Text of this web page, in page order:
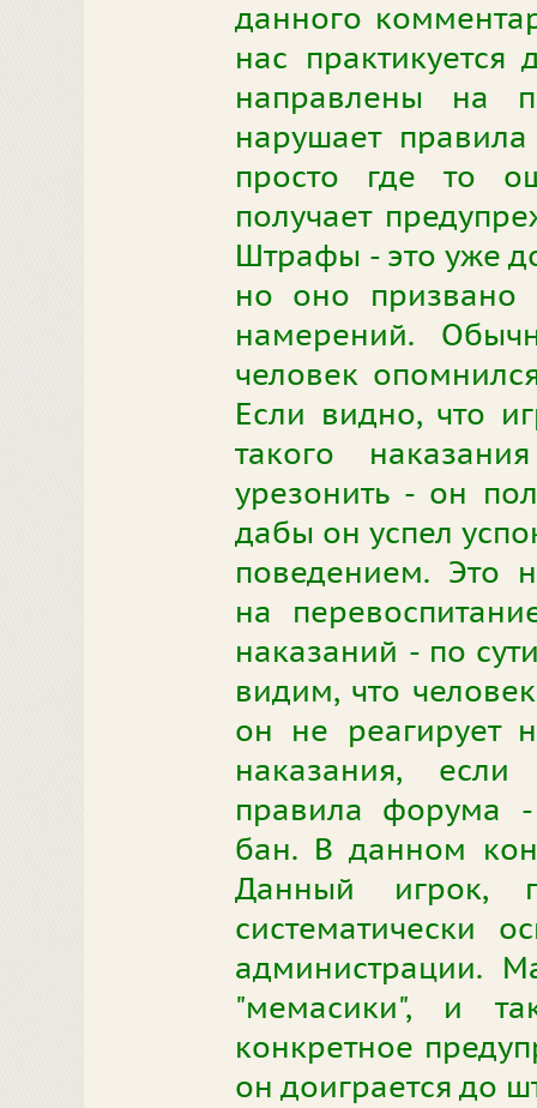
данного
нас
направлены на
нарушает
просто где то
получает
Штрафы - это уже
но оно призвано
намерений.
человек
Если видно, что
такого
урезонить - он
дабы он успел
поведением. Это
на
наказаний - по
видим, что
он не реагирует
наказания,
правила форума
бан. В данном
Данный игрок,
систематически
администрации.
"мемасики", и
конкретное
он доиграется до